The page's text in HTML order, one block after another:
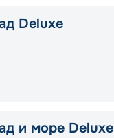
Deluxe
и море Deluxe